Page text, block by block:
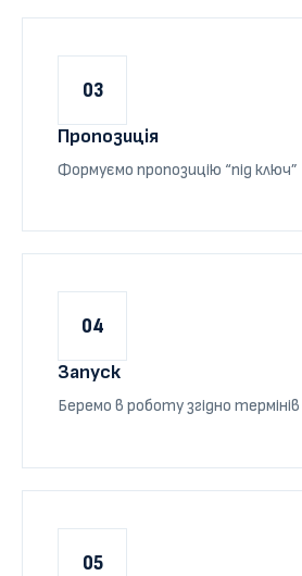
03
Пропозиція
Формуємо пропозицію “під ключ”
04
Запуск
Беремо в роботу згідно термінів
05